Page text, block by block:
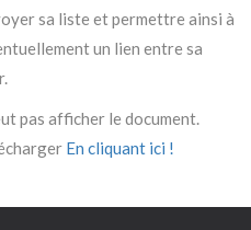
sa liste et permettre ainsi à
un lien entre sa
pas afficher le document.
En cliquant ici !